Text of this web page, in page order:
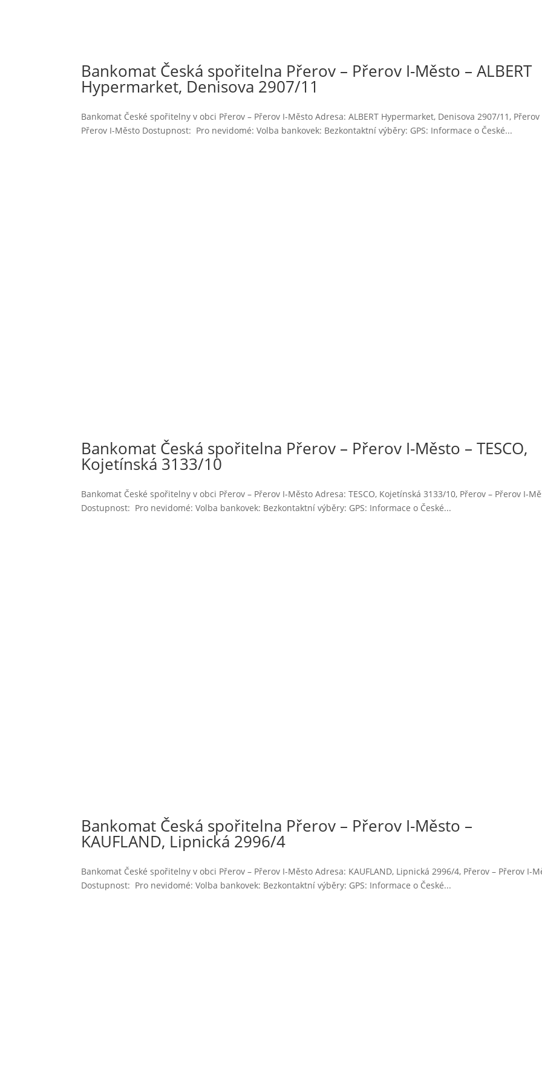
Bankomat Česká spořitelna Přerov – Přerov I-Město – ALBERT
Hypermarket, Denisova 2907/11
Bankomat České spořitelny v obci Přerov – Přerov I-Město Adresa: ALBERT Hypermarket, Denisova 2907/11, Přerov
Přerov I-Město Dostupnost: Pro nevidomé: Volba bankovek: Bezkontaktní výběry: GPS: Informace o České...
Bankomat Česká spořitelna Přerov – Přerov I-Město – TESCO,
Kojetínská 3133/10
Bankomat České spořitelny v obci Přerov – Přerov I-Město Adresa: TESCO, Kojetínská 3133/10, Přerov – Přerov I-
Dostupnost: Pro nevidomé: Volba bankovek: Bezkontaktní výběry: GPS: Informace o České...
Bankomat Česká spořitelna Přerov – Přerov I-Město –
KAUFLAND, Lipnická 2996/4
Bankomat České spořitelny v obci Přerov – Přerov I-Město Adresa: KAUFLAND, Lipnická 2996/4, Přerov – Přerov I-
Dostupnost: Pro nevidomé: Volba bankovek: Bezkontaktní výběry: GPS: Informace o České...